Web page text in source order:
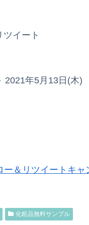
イート
2021年5月13日(木)
ー＆リツイートキャ
化粧品無料サンプル